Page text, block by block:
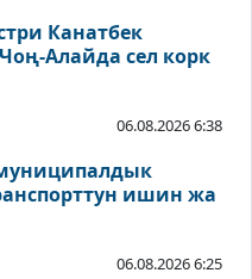
Канатбек
Алайда сел корк
06.08.2026 6:38
ишин жа
06.08.2026 6:25